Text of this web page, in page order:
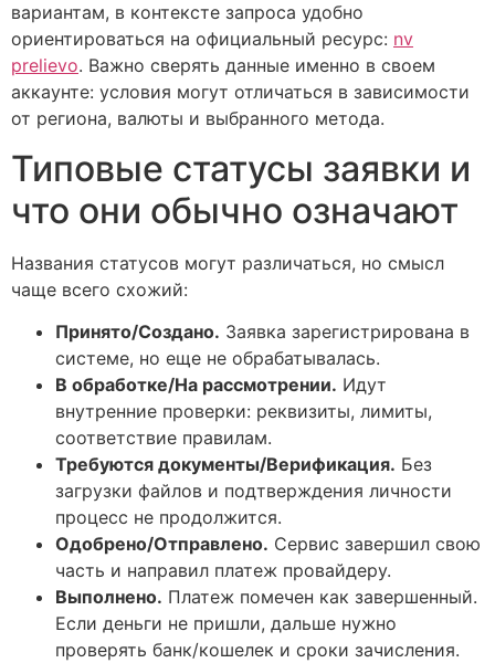
вариантам, в контексте запроса удобно
ориентироваться на официальный ресурс: nv
prelievo. Важно сверять данные именно в своем
аккаунте: условия могут отличаться в зависимости
от региона, валюты и выбранного метода.
Типовые статусы заявки и
что они обычно означают
Названия статусов могут различаться, но смысл
чаще всего схожий:
Принято/Создано. Заявка зарегистрирована в
системе, но еще не обрабатывалась.
В обработке/На рассмотрении. Идут
внутренние проверки: реквизиты, лимиты,
соответствие правилам.
Требуются документы/Верификация. Без
загрузки файлов и подтверждения личности
процесс не продолжится.
Одобрено/Отправлено. Сервис завершил свою
часть и направил платеж провайдеру.
Выполнено. Платеж помечен как завершенный.
Если деньги не пришли, дальше нужно
проверять банк/кошелек и сроки зачисления.